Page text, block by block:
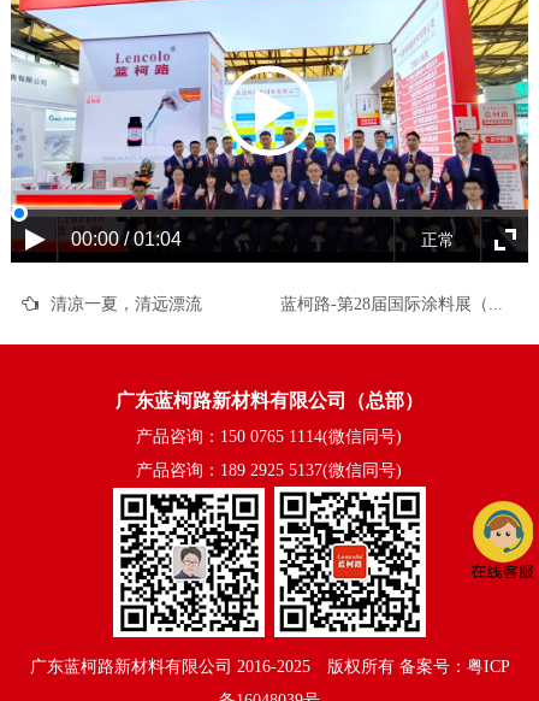
00:00 / 01:04 正常
清凉一夏，清远漂流
广东蓝柯路新材料有限公司（总部）
产品咨询：150 0765 1114(微信同号)
产品咨询：189 2925 5137(微信同号)
广东蓝柯路新材料有限公司 2016-2025©版权所有 备案号：粤ICP